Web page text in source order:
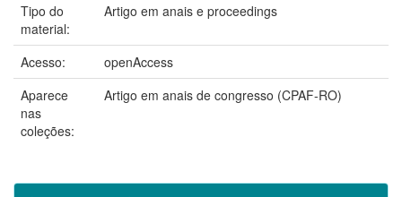
Tipo do
material:
Artigo em anais e proceedings
Acesso:
openAccess
Aparece
nas
coleções:
Artigo em anais de congresso (CPAF-RO)